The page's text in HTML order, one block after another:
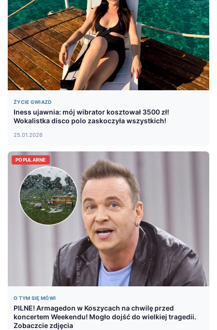
ŻYCIE GWIAZD
Iness ujawnia: mój wibrator kosztował 3500 zł!
Wokalistka disco polo zaskoczyła wszystkich!
25.01.2026
POPULARNE
O TYM SIĘ MÓWI
PILNE! Armagedon w Koszycach na chwilę przed
koncertem Weekendu! Mogło dojść do wielkiej tragedii.
Zobaczcie zdjęcia